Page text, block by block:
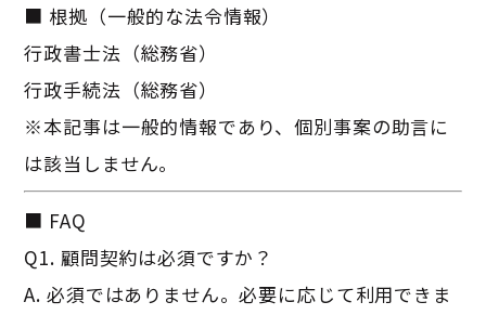
■ 根拠（一般的な法令情報）
行政書士法（総務省）
行政手続法（総務省）
※本記事は一般的情報であり、個別事案の助言に
は該当しません。
■ FAQ
Q1. 顧問契約は必須ですか？
A. 必須ではありません。必要に応じて利用できま